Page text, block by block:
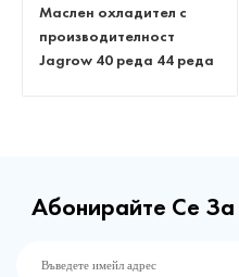
Производителност на
Jagrow 25 ред 30 ред 34
ред 40 ред маслен
Абонирайте Се